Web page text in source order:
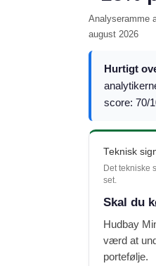
Analyseramme
august 2026
Hurtigt
score: 70/
Teknisk
Det tekniske
set.
Skal du
Hudbay
værd at
portefølje.